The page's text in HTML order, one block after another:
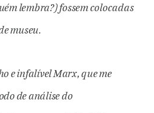
lembra?) fossem colocadas
museu.
e infalível Marx, que me
de análise do